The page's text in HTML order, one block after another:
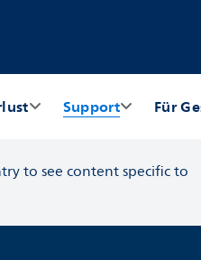
Support Für
to see content specific to